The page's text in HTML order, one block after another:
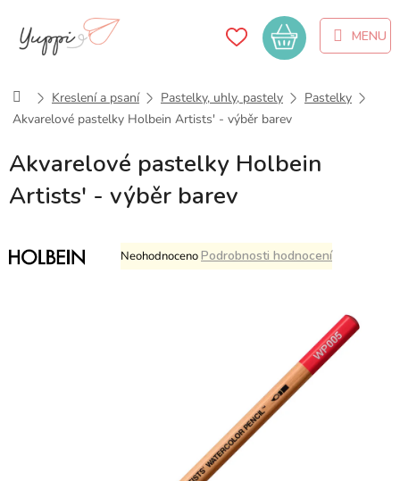
obsah
Nákupní
košík
DomůKreslení a psaní Pastelky, uhly, pastely
Pastelky
Akvarelové pastelky Holbein Artists' - výběr barev
Akvarelové pastelky Holbein
Artists' - výběr barev
Průměrné
hodnocení
NeohodnocenoPodrobnosti hodnocení